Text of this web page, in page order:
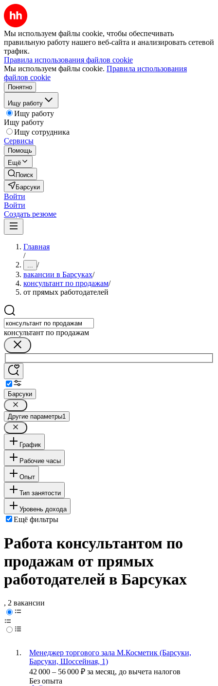
Мы используем файлы cookie, чтобы обеспечивать
правильную работу нашего веб-сайта и анализировать сетевой
трафик.
Правила использования файлов cookie
Мы используем файлы cookie. Правила использования
файлов cookie
Понятно
Ищу работу
Ищу работу
Ищу работу
Ищу сотрудника
Сервисы
Помощь
Ещё
Поиск
Барсуки
Войти
Войти
Создать резюме
Главная
/
... /
вакансии в Барсуках/
консультант по продажам/
от прямых работодателей
консультант по продажам
Барсуки
Другие параметры1
График
Рабочие часы
Опыт
Тип занятости
Уровень дохода
Ещё фильтры
Работа консультантом по
продажам от прямых
работодателей в Барсуках
, 2 вакансии
Менеджер торгового зала М.Косметик (Барсуки,
Барсуки, Шоссейная, 1)
42 000 – 56 000 ₽ за месяц, до вычета налогов
Без опыта